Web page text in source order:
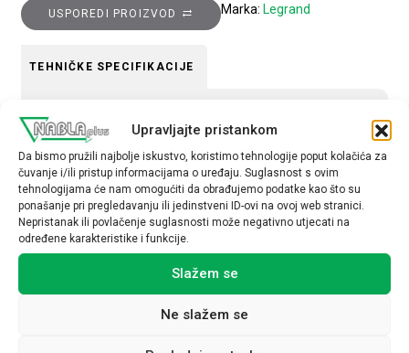
Upravljajte pristankom
Da bismo pružili najbolje iskustvo, koristimo tehnologije poput kolačića za
čuvanje i/ili pristup informacijama o uređaju. Suglasnost s ovim
tehnologijama će nam omogućiti da obrađujemo podatke kao što su
ponašanje pri pregledavanju ili jedinstveni ID-ovi na ovoj web stranici.
Nepristanak ili povlačenje suglasnosti može negativno utjecati na
određene karakteristike i funkcije.
Slažem se
Ne slažem se
USPOREDI PROIZVOD Marka: Legrand
TEHNIČKE SPECIFIKACIJE
Tip uređaja
Okvir
Povezani proizvodi